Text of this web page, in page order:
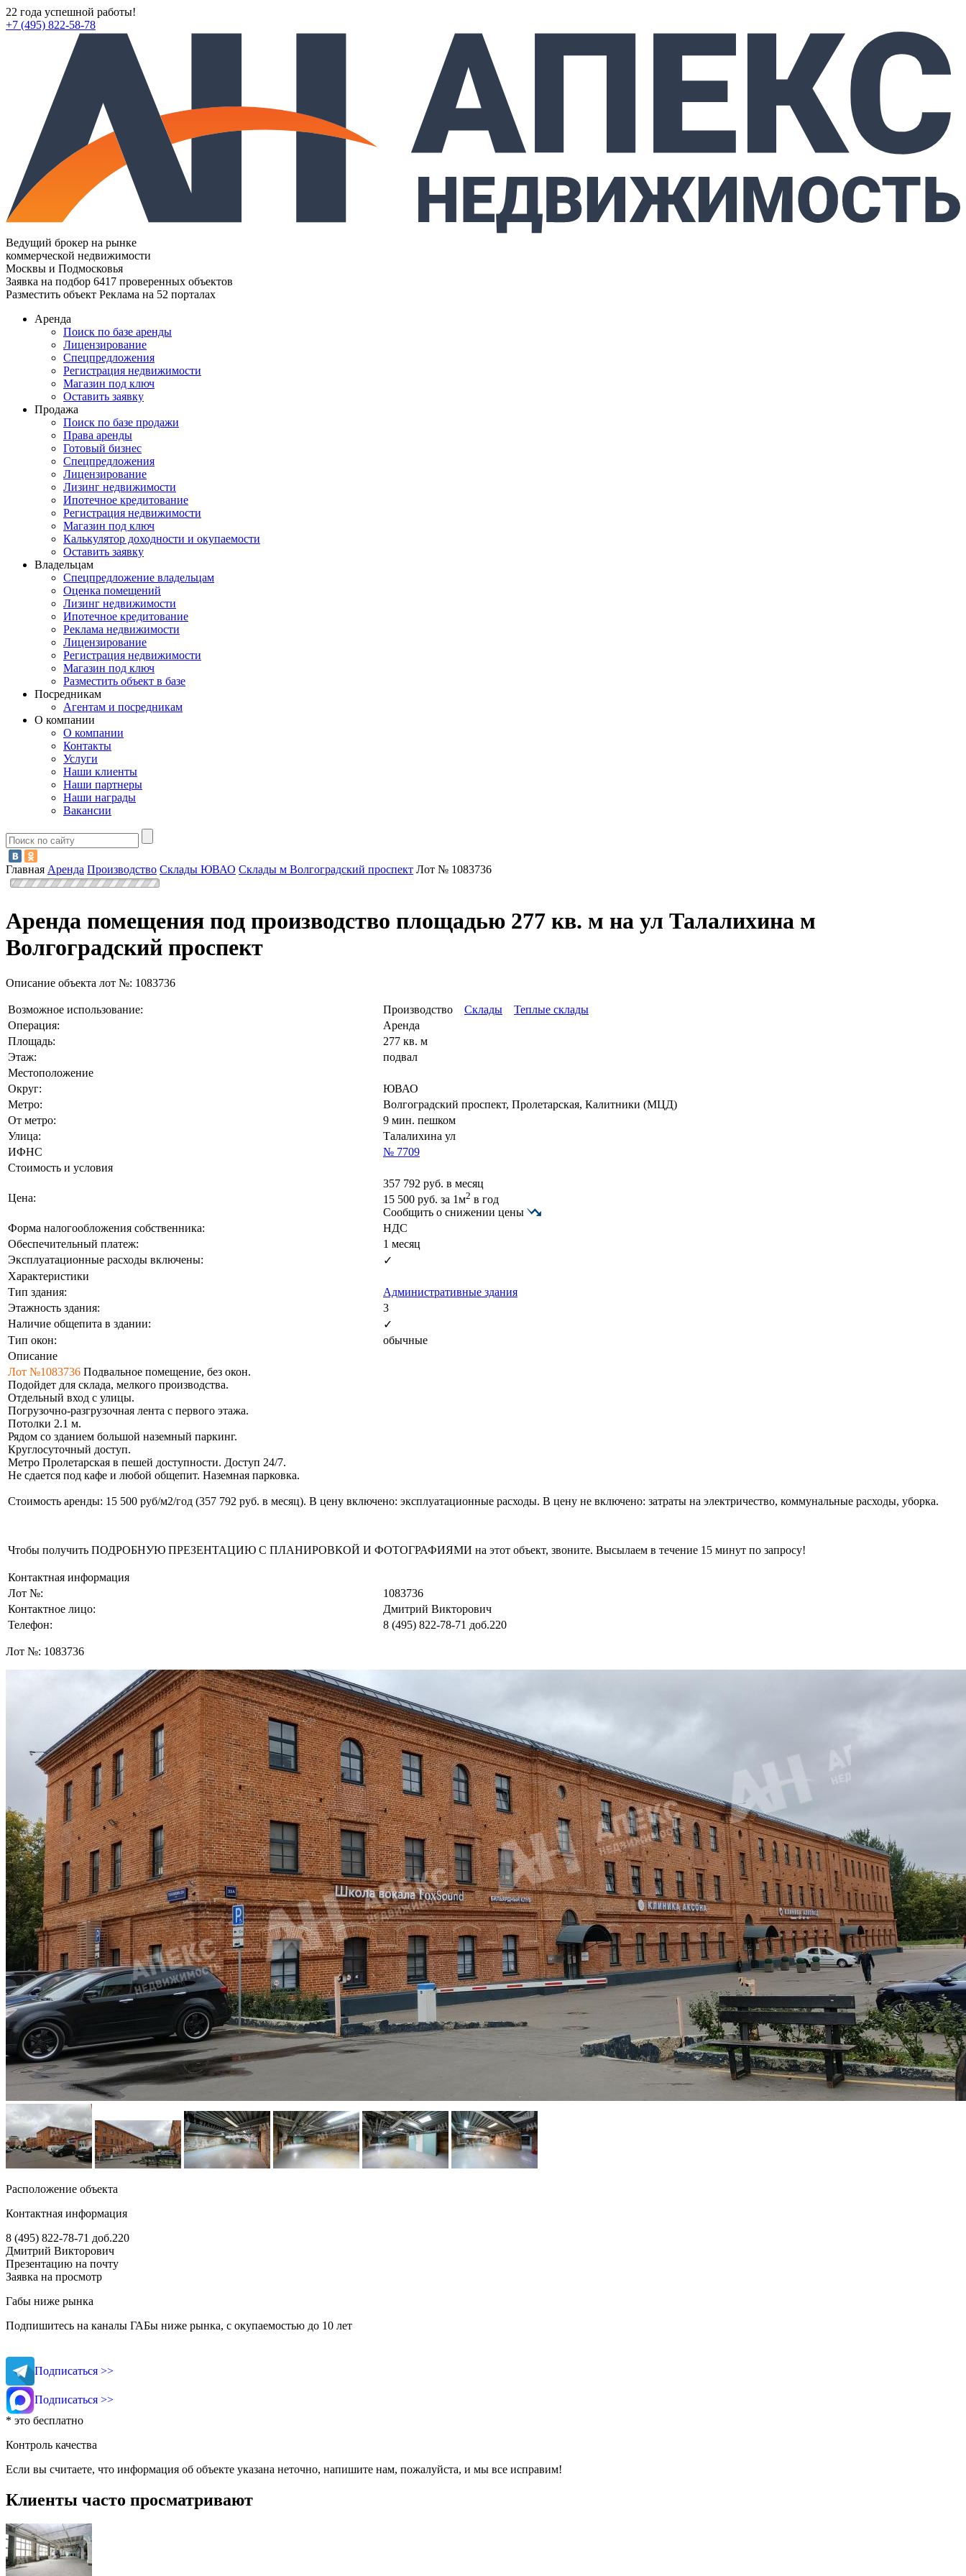
22 года успешной работы!
+7 (495) 822-58-78
Ведущий брокер на рынке
коммерческой недвижимости
Москвы и Подмосковья
Заявка на подбор 6417 проверенных объектов
Разместить объект Реклама на 52 порталах
Аренда
Поиск по базе аренды
Лицензирование
Спецпредложения
Регистрация недвижимости
Магазин под ключ
Оставить заявку
Продажа
Поиск по базе продажи
Права аренды
Готовый бизнес
Спецпредложения
Лицензирование
Лизинг недвижимости
Ипотечное кредитование
Регистрация недвижимости
Магазин под ключ
Калькулятор доходности и окупаемости
Оставить заявку
Владельцам
Спецпредложение владельцам
Оценка помещений
Лизинг недвижимости
Ипотечное кредитование
Реклама недвижимости
Лицензирование
Регистрация недвижимости
Магазин под ключ
Разместить объект в базе
Посредникам
Агентам и посредникам
О компании
О компании
Контакты
Услуги
Наши клиенты
Наши партнеры
Наши награды
Вакансии
Главная Аренда Производство Склады ЮВАО Склады м Волгоградский проспект Лот № 1083736
Аренда помещения под производство площадью 277 кв. м на ул Талалихина м
Волгоградский проспект
Описание объекта лот №: 1083736
Возможное использование: Производство Склады
Теплые склады
Операция:
Аренда
Площадь:
277 кв. м
Этаж:
подвал
Местоположение
Округ:
ЮВАО
Метро:
Волгоградский проспект, Пролетарская, Калитники (МЦД)
От метро:
9 мин. пешком
Улица:
Талалихина ул
ИФНС
№ 7709
Стоимость и условия
Цена:
357 792 руб. в месяц
15 500 руб. за 1м2 в год
Сообщить о снижении цены
Форма налогообложения собственника:
НДС
Обеспечительный платеж:
1 месяц
Эксплуатационные расходы включены:
✓
Характеристики
Тип здания:
Административные здания
Этажность здания:
3
Наличие общепита в здании:
✓
Тип окон:
обычные
Описание
Лот №1083736 Подвальное помещение, без окон.
Подойдет для склада, мелкого производства.
Отдельный вход с улицы.
Погрузочно-разгрузочная лента с первого этажа.
Потолки 2.1 м.
Рядом со зданием большой наземный паркинг.
Круглосуточный доступ.
Метро Пролетарская в пешей доступности. Доступ 24/7.
Не сдается под кафе и любой общепит. Наземная парковка.
Стоимость аренды: 15 500 руб/м2/год (357 792 руб. в месяц). В цену включено: эксплуатационные расходы. В цену не включено: затраты на электричество, коммунальные расходы, уборка.
Чтобы получить ПОДРОБНУЮ ПРЕЗЕНТАЦИЮ С ПЛАНИРОВКОЙ И ФОТОГРАФИЯМИ на этот объект, звоните. Высылаем в течение 15 минут по запросу!
Контактная информация
Лот №:
1083736
Контактное лицо:
Дмитрий Викторович
Телефон:
8 (495) 822-78-71 доб.220
Лот №: 1083736
Расположение объекта
Контактная информация
8 (495) 822-78-71 доб.220
Дмитрий Викторович
Презентацию на почту
Заявка на просмотр
Габы ниже рынка
Подпишитесь на каналы ГАБы ниже рынка, с окупаемостью до 10 лет
Подписаться >>
Подписаться >>
* это бесплатно
Контроль качества
Если вы считаете, что информация об объекте указана неточно, напишите нам, пожалуйста, и мы все исправим!
Клиенты часто просматривают